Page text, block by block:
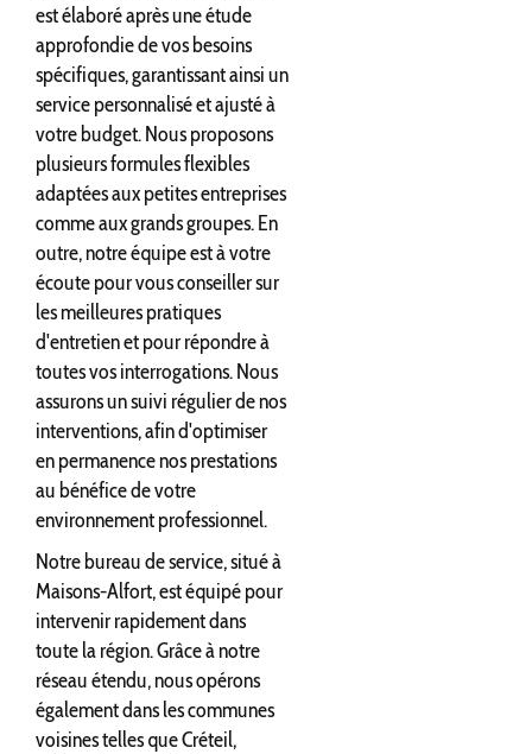
est élaboré après une étude
approfondie de vos besoins
spécifiques, garantissant ainsi un
service personnalisé et ajusté à
votre budget. Nous proposons
plusieurs formules flexibles
adaptées aux petites entreprises
comme aux grands groupes. En
outre, notre équipe est à votre
écoute pour vous conseiller sur
les meilleures pratiques
d'entretien et pour répondre à
toutes vos interrogations. Nous
assurons un suivi régulier de nos
interventions, afin d'optimiser
en permanence nos prestations
au bénéfice de votre
environnement professionnel.
Notre bureau de service, situé à
Maisons-Alfort, est équipé pour
intervenir rapidement dans
toute la région. Grâce à notre
réseau étendu, nous opérons
également dans les communes
voisines telles que Créteil,